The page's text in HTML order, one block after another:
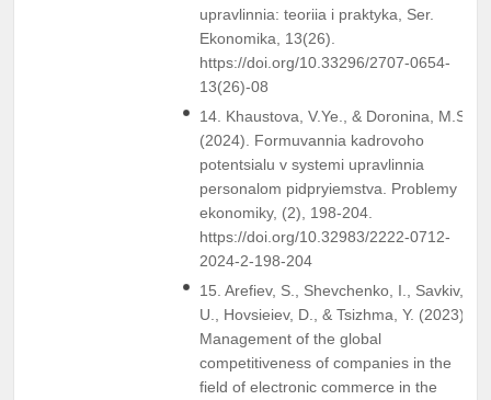
upravlinnia: teoriia i praktyka, Ser.
Ekonomika, 13(26).
https://doi.org/10.33296/2707-0654-
13(26)-08
14. Khaustova, V.Ye., & Doronina, M.S.
(2024). Formuvannia kadrovoho
potentsialu v systemi upravlinnia
personalom pidpryiemstva. Problemy
ekonomiky, (2), 198-204.
https://doi.org/10.32983/2222-0712-
2024-2-198-204
15. Arefiev, S., Shevchenko, I., Savkiv,
U., Hovsieiev, D., & Tsizhma, Y. (2023).
Management of the global
competitiveness of companies in the
field of electronic commerce in the